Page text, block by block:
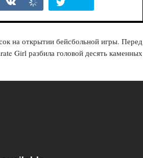
на открытии бейсбольной игры. Перед
Girl разбила головой десять каменных